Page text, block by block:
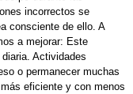
incorrectos se
consciente de ello. A
a mejorar: Este
Actividades
o permanecer muchas
eficiente y con menos